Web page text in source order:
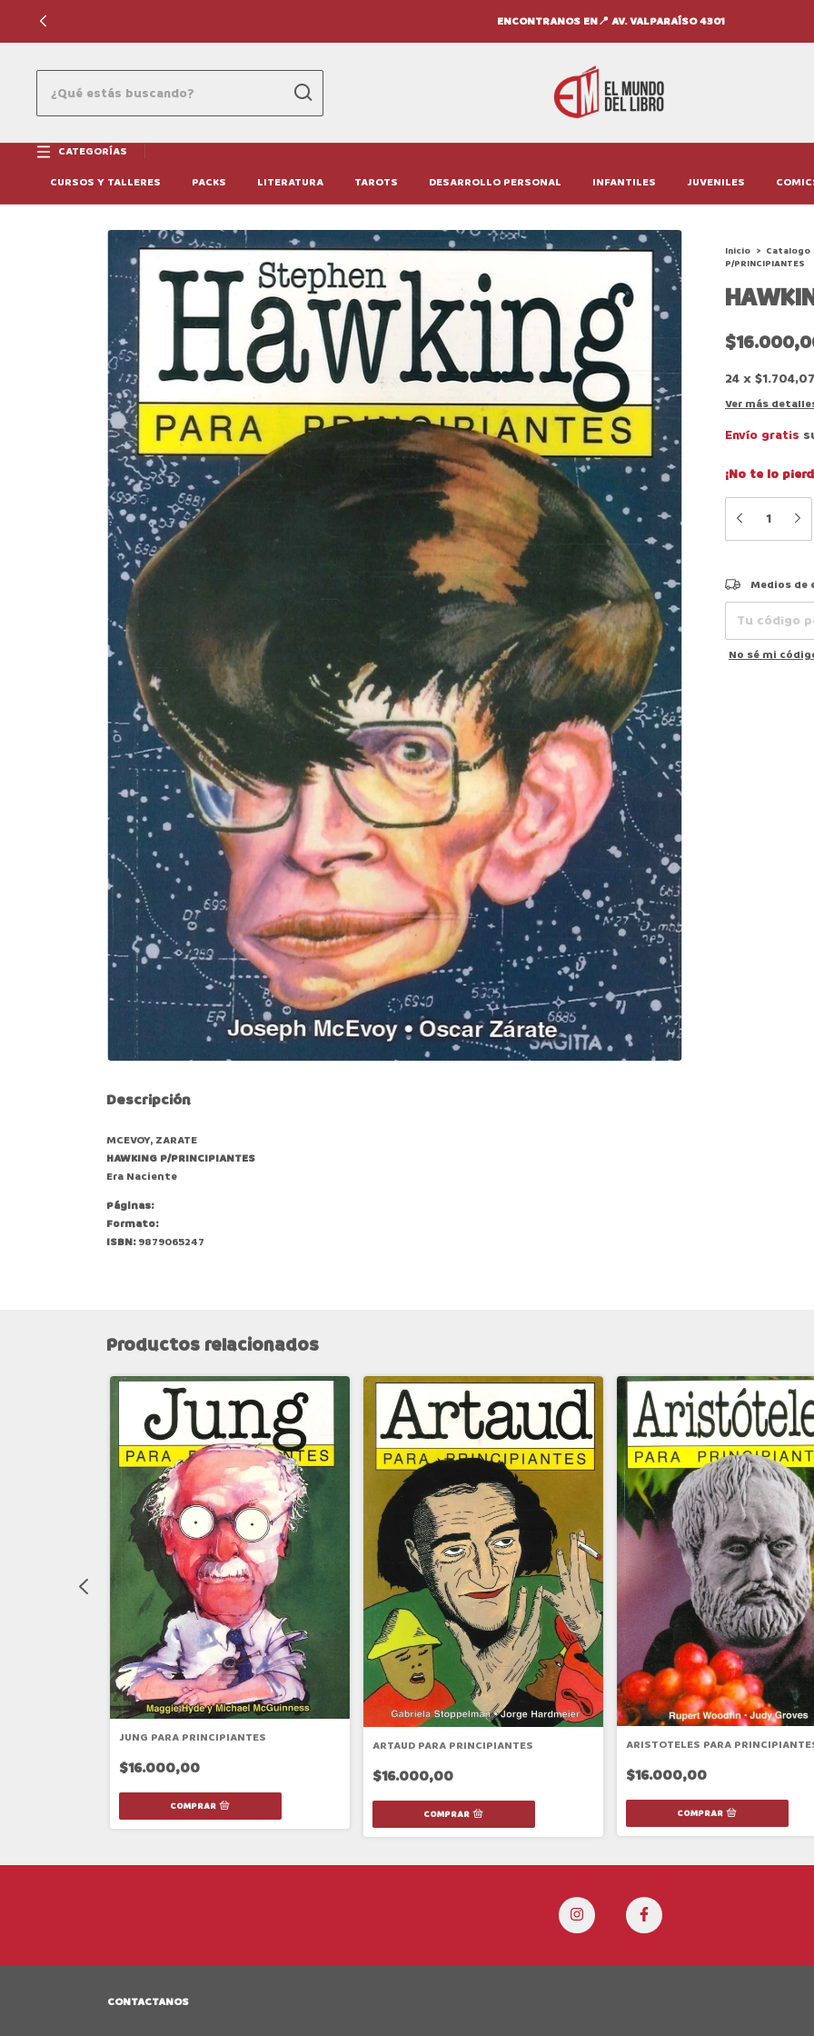
ENCONTRANOS EN📍 AV. VALPARAÍSO 4301
CATEGORÍAS
CURSOS Y TALLERES
PACKS LITERATURA TAROTS DESARROLLO PERSONAL INFANTILES JUVENILES
Inicio > Catalogo
P/PRINCIPIANTES
24 x $1.704,07
Ver más
Envío gratis
¡No te lo
Entregas para el
Medios de
No sé mi
Descripción
MCEVOY, ZARATE
HAWKING P/PRINCIPIANTES
Era Naciente
Páginas:
Formato:
ISBN:9879065247
Productos relacionados
JUNG PARA PRINCIPIANTES
$16.000,00
ARTAUD PARA PRINCIPIANTES
$16.000,00
ARISTOTELES PARA
$16.000,00
CONTACTANOS